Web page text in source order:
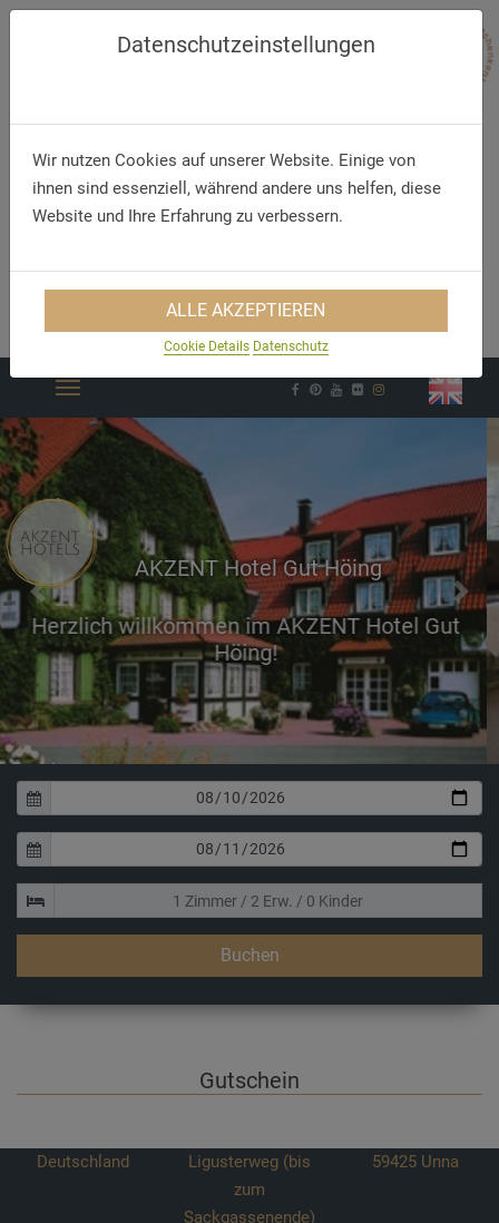
Telefon
+49 (23 03) 96 86 6 0
E-Mail
mail@hotel-gut-hoeing.de
AKZENT Hotel Gut Höing
Erholen Sie sich in
Previous Next
Buchen
Gutschein
Deutschland
Ligusterweg (bis
zum
Sackgassenende)
59425 Unna
Datenschutzeinstellungen
Wir nutzen Cookies auf unserer Website. Einige von
ihnen sind essenziell, während andere uns helfen, diese
Website und Ihre Erfahrung zu verbessern.
ALLE AKZEPTIEREN
Cookie Details Datenschutz